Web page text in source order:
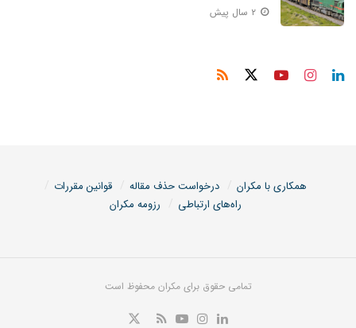
همکاری با مکران درخواست حذف مقاله
قوانین مقررات
راه‌های ارتباطی
رزومه مکران
تمامی حقوق برای مکران محفوظ است